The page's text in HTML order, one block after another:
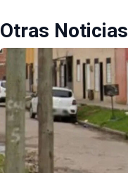
Otras Noticias